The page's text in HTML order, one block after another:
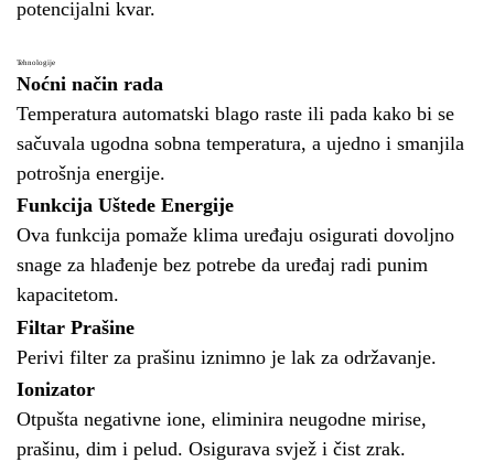
potencijalni kvar.
Tehnologije
Noćni način rada
Temperatura automatski blago raste ili pada kako bi se
sačuvala ugodna sobna temperatura, a ujedno i smanjila
potrošnja energije.
Funkcija Uštede Energije
Ova funkcija pomaže klima uređaju osigurati dovoljno
snage za hlađenje bez potrebe da uređaj radi punim
kapacitetom.
Filtar Prašine
Perivi filter za prašinu iznimno je lak za održavanje.
Ionizator
Otpušta negativne ione, eliminira neugodne mirise,
prašinu, dim i pelud. Osigurava svjež i čist zrak.